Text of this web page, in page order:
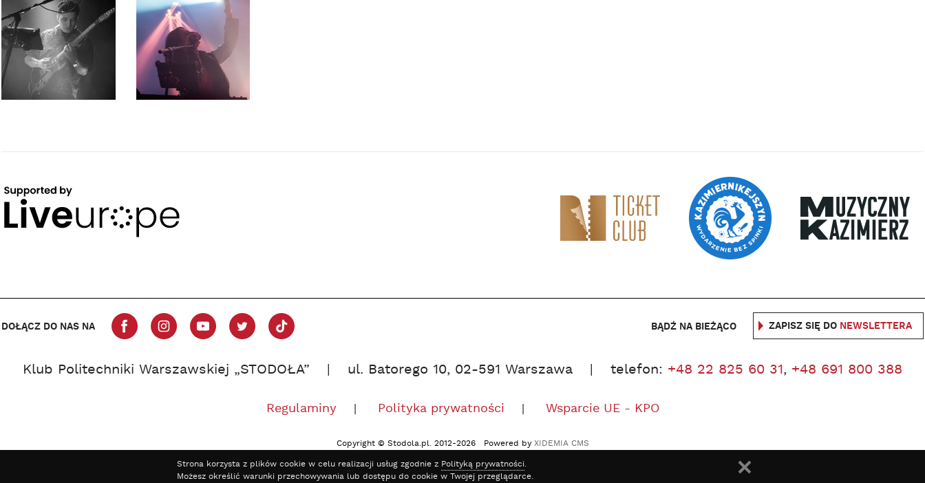
DOŁĄCZ DO NAS NA BĄDŹ NA BIEŻĄCO ZAPISZ SIĘ DO NEWSLETTERA
Klub Politechniki Warszawskiej „STODOŁA” ul. Batorego 10, 02-591 Warszawa telefon: +48 22 825 60 31, +48 691 800 388
Regulaminy Polityka prywatności Wsparcie UE - KPO
Copyright © Stodola.pl. 2012-2026 Powered by XIDEMIA CMS
Strona korzysta z plików cookie w celu realizacji usług zgodnie z Polityką prywatności.
Możesz określić warunki przechowywania lub dostępu do cookie w Twojej przeglądarce.